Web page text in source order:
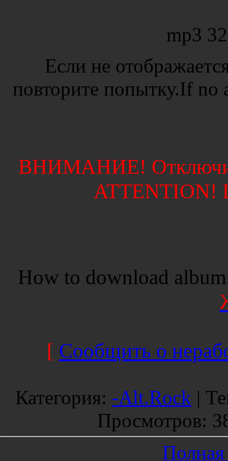
mp3
Если не
повторите попытку.If
ВНИМАНИЕ!
ATTENTION!
How to download
[ Сообщить о
Категория: -Alt.Rock |
Просмотров:
Полная